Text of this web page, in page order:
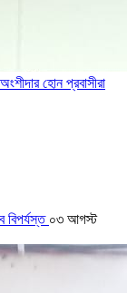
হোন প্রবাসীরা
বিপর্যস্ত ০৩ আগস্ট